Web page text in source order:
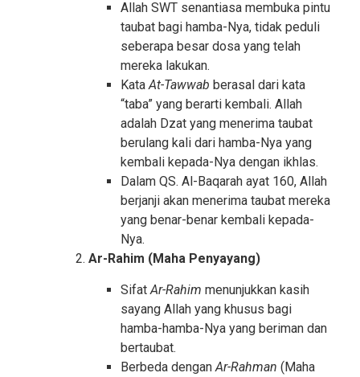
Allah SWT senantiasa membuka pintu
taubat bagi hamba-Nya, tidak peduli
seberapa besar dosa yang telah
mereka lakukan.
KataAt-Tawwab berasal dari kata
“taba” yang berarti kembali. Allah
adalah Dzat yang menerima taubat
berulang kali dari hamba-Nya yang
kembali kepada-Nya dengan ikhlas.
Dalam QS. Al-Baqarah ayat 160, Allah
berjanji akan menerima taubat mereka
yang benar-benar kembali kepada-
Nya.
Ar-Rahim (Maha Penyayang)
SifatAr-Rahim menunjukkan kasih
sayang Allah yang khusus bagi
hamba-hamba-Nya yang beriman dan
bertaubat.
Berbeda denganAr-Rahman (Maha